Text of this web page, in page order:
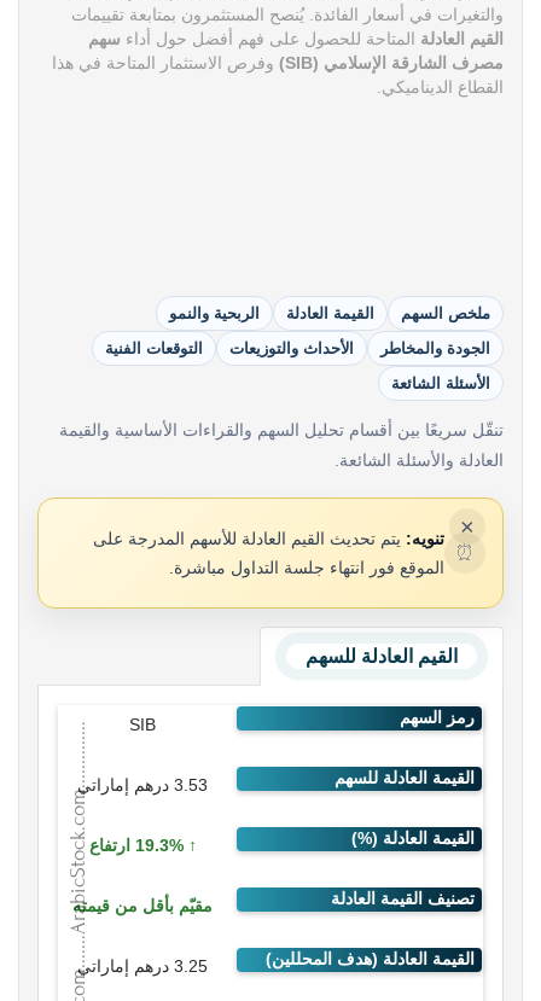
والتغيرات في أسعار الفائدة. يُنصح المستثمرون بمتابعة تقييمات
القيم العادلة المتاحة للحصول على فهم أفضل حول أداء سهم
مصرف الشارقة الإسلامي (SIB)
وفرص الاستثمار المتاحة في هذا
القطاع الديناميكي.
ملخص السهم القيمة العادلة
الربحية والنمو
الجودة والمخاطر
الأحداث والتوزيعات
التوقعات الفنية
الأسئلة الشائعة
تنقّل سريعًا بين أقسام تحليل السهم والقراءات الأساسية والقيمة
العادلة والأسئلة الشائعة.
×
⏰
تنويه: يتم تحديث القيم العادلة للأسهم المدرجة على
الموقع فور انتهاء جلسة التداول مباشرة.
القيم العادلة للسهم
SIB
3.53 درهم إماراتي
19.3% ارتفاع
مقيّم بأقل من قيمته
3.25 درهم إماراتي